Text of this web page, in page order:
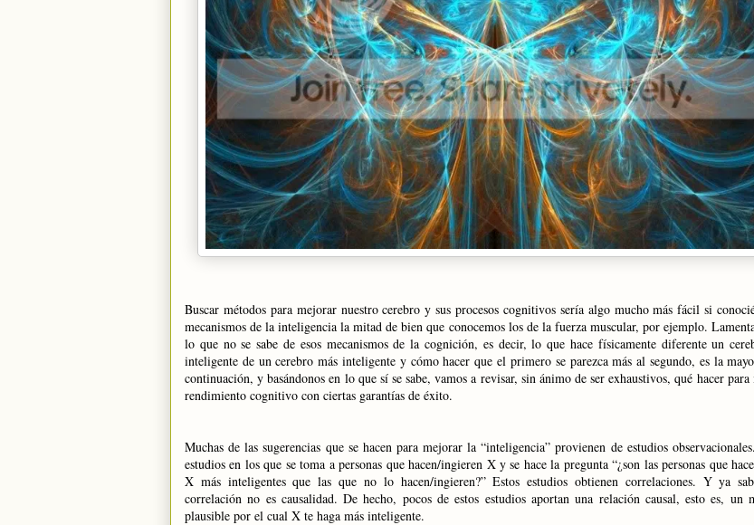
Buscar métodos para mejorar nuestro cerebro y sus procesos cognitivos sería algo mucho más fácil si
mecanismos de la inteligencia la mitad de bien que conocemos los de la fuerza muscular, por ejemplo.
lo que no se sabe de esos mecanismos de la cognición, es decir, lo que hace físicamente diferente un
inteligente de un cerebro más inteligente y cómo hacer que el primero se parezca más al segundo, es la
continuación, y basándonos en lo que sí se sabe, vamos a revisar, sin ánimo de ser exhaustivos, qué hacer
rendimiento cognitivo con ciertas garantías de éxito.
Muchas de las sugerencias que se hacen para mejorar la “inteligencia” provienen de estudios
estudios en los que se toma a personas que hacen/ingieren X y se hace la pregunta “¿son las personas que
X más inteligentes que las que no lo hacen/ingieren?” Estos estudios obtienen correlaciones. Y ya
correlación no es causalidad. De hecho, pocos de estos estudios aportan una relación causal, esto es, un
plausible por el cual X te haga más inteligente.